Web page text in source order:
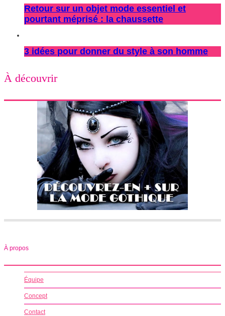
Retour sur un objet mode essentiel et
pourtant méprisé : la chaussette
3 idées pour donner du style à son homme
À découvrir
À propos
Équipe
Concept
Contact